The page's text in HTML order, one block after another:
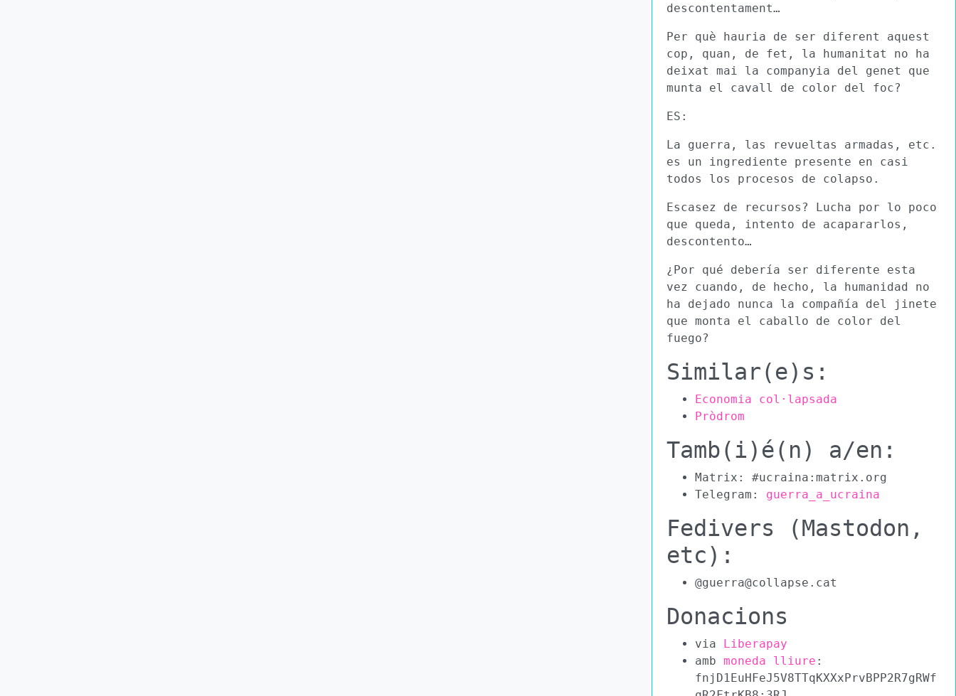
descontentament…
Per què hauria de ser diferent aquest
cop, quan, de fet, la humanitat no ha
deixat mai la companyia del genet que
munta el cavall de color del foc?
ES:
La guerra, las revueltas armadas, etc.
es un ingrediente presente en casi
todos los procesos de colapso.
Escasez de recursos? Lucha por lo poco
que queda, intento de acapararlos,
descontento…
¿Por qué debería ser diferente esta
vez cuando, de hecho, la humanidad no
ha dejado nunca la compañía del jinete
que monta el caballo de color del
fuego?
Similar(e)s:
Economia col·lapsada
Pròdrom
Tamb(i)é(n) a/en:
Matrix: #ucraina:matrix.org
Telegram: guerra_a_ucraina
Fedivers (Mastodon,
etc):
@guerra@collapse.cat
Donacions
via Liberapay
amb moneda lliure :
fnjD1EuHFeJ5V8TTqKXXxPrvBPP2R7gRWf